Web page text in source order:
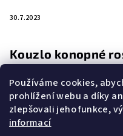
Používáme cookies,
prohlížení webu a díky
zlepšovali jeho funkce,
informací
30.7.2023
Kouzlo konopné
4.4.2023
Zemědělství a